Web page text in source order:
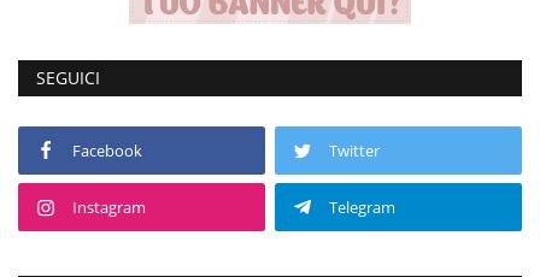
SEGUICI
Facebook Twitter
Instagram Telegram